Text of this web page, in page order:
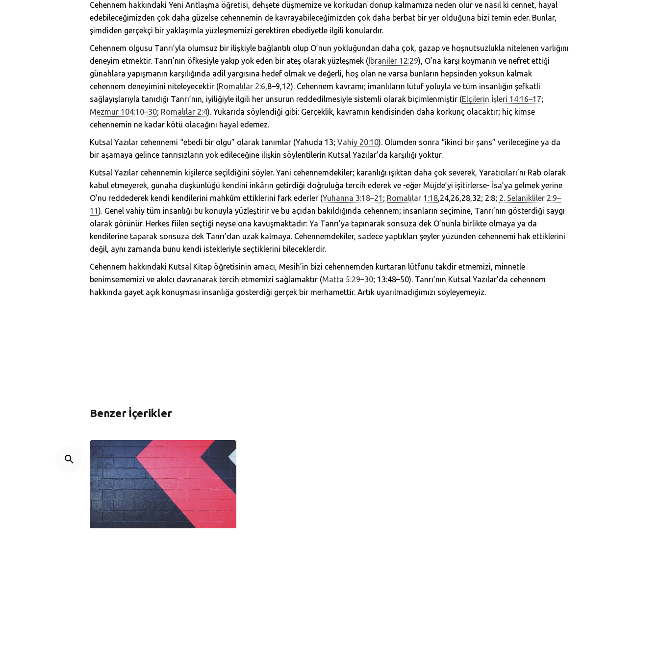
Cehennem hakkındaki Yeni Antlaşma öğretisi, dehşete düşmemize ve korkudan donup kalmamıza neden olur ve nasıl ki cennet, hayal
edebileceğimizden çok daha güzelse cehennemin de kavrayabileceğimizden çok daha berbat bir yer olduğuna bizi temin eder. Bunlar,
şimdiden gerçekçi bir yaklaşımla yüzleşmemizi gerektiren ebediyetle ilgili konulardır.
Cehennem olgusu Tanrı’yla olumsuz bir ilişkiyle bağlantılı olup O’nun yokluğundan daha çok, gazap ve hoşnutsuzlukla nitelenen varlığını
deneyim etmektir. Tanrı’nın öfkesiyle yakıp yok eden bir ateş olarak yüzleşmek (İbraniler 12:29), O’na karşı koymanın ve nefret ettiği
günahlara yapışmanın karşılığında adil yargısına hedef olmak ve değerli, hoş olan ne varsa bunların hepsinden yoksun kalmak
cehennem deneyimini niteleyecektir (Romalılar 2:6,8–9,12). Cehennem kavramı; imanlıların lütuf yoluyla ve tüm insanlığın şefkatli
sağlayışlarıyla tanıdığı Tanrı’nın, iyiliğiyle ilgili her unsurun reddedilmesiyle sistemli olarak biçimlenmiştir (Elçilerin İşleri 14:16–17;
Mezmur 104:10–30; Romalılar 2:4). Yukarıda söylendiği gibi: Gerçeklik, kavramın kendisinden daha korkunç olacaktır; hiç kimse
cehennemin ne kadar kötü olacağını hayal edemez.
Kutsal Yazılar cehennemi “ebedi bir olgu” olarak tanımlar (Yahuda 13; Vahiy 20:10). Ölümden sonra “ikinci bir şans” verileceğine ya da
bir aşamaya gelince tanrısızların yok edileceğine ilişkin söylentilerin Kutsal Yazılar’da karşılığı yoktur.
Kutsal Yazılar cehennemin kişilerce seçildiğini söyler. Yani cehennemdekiler; karanlığı ışıktan daha çok severek, Yaratıcıları’nı Rab olarak
kabul etmeyerek, günaha düşkünlüğü kendini inkârın getirdiği doğruluğa tercih ederek ve -eğer Müjde’yi işitirlerse- İsa’ya gelmek yerine
O’nu reddederek kendi kendilerini mahkûm ettiklerini fark ederler (Yuhanna 3:18–21 ; Romalılar 1:18,24,26,28,32; 2:8; 2. Selanikliler 2:9–
11). Genel vahiy tüm insanlığı bu konuyla yüzleştirir ve bu açıdan bakıldığında cehennem; insanların seçimine, Tanrı’nın gösterdiği saygı
olarak görünür. Herkes fiilen seçtiği neyse ona kavuşmaktadır: Ya Tanrı’ya tapınarak sonsuza dek O’nunla birlikte olmaya ya da
kendilerine taparak sonsuza dek Tanrı’dan uzak kalmaya. Cehennemdekiler, sadece yaptıkları şeyler yüzünden cehennemi hak ettiklerini
değil, aynı zamanda bunu kendi istekleriyle seçtiklerini bileceklerdir.
Cehennem hakkındaki Kutsal Kitap öğretisinin amacı, Mesih’in bizi cehennemden kurtaran lütfunu takdir etmemizi, minnetle
benimsememizi ve akılcı davranarak tercih etmemizi sağlamaktır (Matta 5:29–30; 13:48–50). Tanrı’nın Kutsal Yazılar’da cehennem
hakkında gayet açık konuşması insanlığa gösterdiği gerçek bir merhamettir. Artık uyarılmadığımızı söyleyemeyiz.
Benzer İçerikler